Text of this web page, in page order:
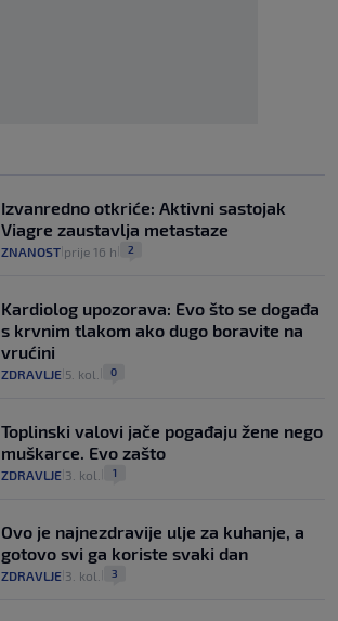
Izvanredno otkriće: Aktivni sastojak
Viagre zaustavlja metastaze
ZNANOST prije 16 h 2
Kardiolog upozorava: Evo što se događa
s krvnim tlakom ako dugo boravite na
vrućini
ZDRAVLJE 5. kol. 0
Toplinski valovi jače pogađaju žene nego
muškarce. Evo zašto
ZDRAVLJE 3. kol. 1
Ovo je najnezdravije ulje za kuhanje, a
gotovo svi ga koriste svaki dan
ZDRAVLJE 3. kol. 3